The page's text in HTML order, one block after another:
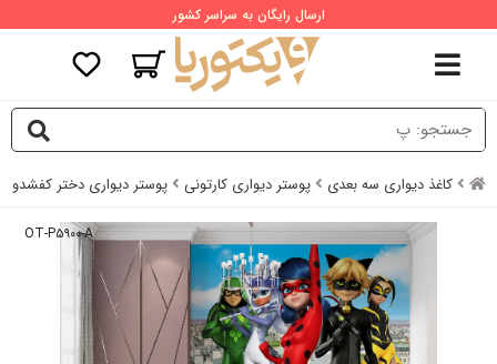
ارسال رایگان به سراسر کشور
کاغذ دیواری سه بعدی پوستر دیواری کارتونی پوستر دیواری دختر
OT-P۵۹۰۰-A